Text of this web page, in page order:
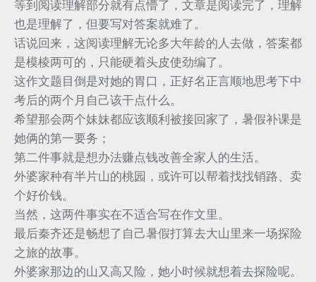
等到阅读理解部分就有点懵了，文章是阅读完了，理解
也是理解了，但要写对答案就难了。
话说回来，这阅读理解无论多大年龄的人去做，答案都
是模棱两可的，只能硬着头皮使劲编了。
这作文题目倒是对她的胃口，正好名正言顺地思考下中
考后的两个月自己该干点什么。
希望那会两个妹妹都应该顺利被接回家了，暑假补课是
她俩的第一要务；
第二件事就是想办法赚点钱改善全家人的生活。
外婆家种有半片山的桃园，或许可以帮着找找销路、卖
个好价钱。
当然，这两件事实在不适合写在作文里。
最后秦齐还是畅想了自己暑假打算去大山里来一场探险
之旅的故事。
外婆家那边的山又高又险，她小时候就想着去探险呢。